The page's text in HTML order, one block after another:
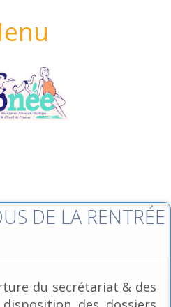
DE LA RENTRÉE
du secrétariat & des